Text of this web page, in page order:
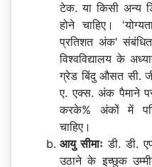
टेक. या किसी अन्य
होने चाहिए।
प्रतिशत अंक'
विश्वविद्यालय के
ग्रेड बिंदु औसत सी.
ए. एक्स. अंक पैमाने
करके% अंकों में
चाहिए।
आयु सीमाः डी. डी.
उठाने के इच्छुक